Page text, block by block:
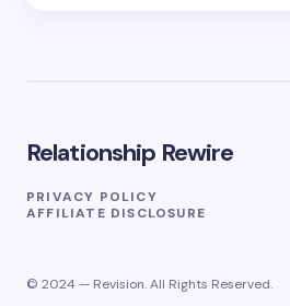
Relationship Rewire
PRIVACY POLICY
AFFILIATE DISCLOSURE
© 2024 — Revision. All Rights Reserved.